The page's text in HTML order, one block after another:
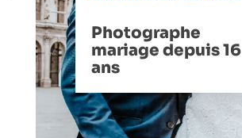
Photographe
mariage depuis 16
ans